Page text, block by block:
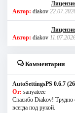
Автор: diakov
Автор: diakov
Комментарии
AutoSettingsPS 0.6.7
От: sanyateee
Спасибо Diakov! Трудно
всегда под рукой.